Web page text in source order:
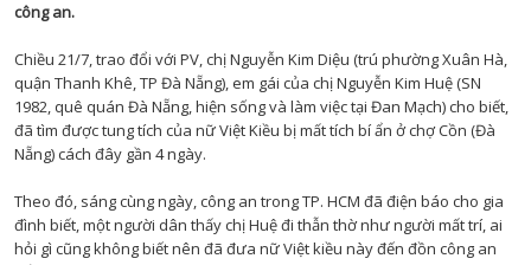
công an.
Chiều 21/7, trao đổi với PV, chị Nguyễn Kim Diệu (trú phường Xuân Hà,
quận Thanh Khê, TP Đà Nẵng), em gái của chị Nguyễn Kim Huệ (SN
1982, quê quán Đà Nẵng, hiện sống và làm việc tại Đan Mạch) cho biết,
đã tìm được tung tích của nữ Việt Kiều bị mất tích bí ẩn ở chợ Cồn (Đà
Nẵng) cách đây gần 4 ngày.
Theo đó, sáng cùng ngày, công an trong TP. HCM đã điện báo cho gia
đình biết, một người dân thấy chị Huệ đi thẫn thờ như người mất trí, ai
hỏi gì cũng không biết nên đã đưa nữ Việt kiều này đến đồn công an